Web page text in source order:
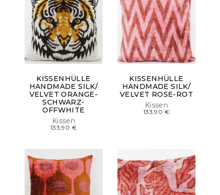
Kissen
KISSENHÜLLE
HANDMADE SILK/
VELVET ORANGE-
SCHWARZ-
OFFWHITE
133,90 €
Kissen
KISSENHÜLLE
HANDMADE SILK/
VELVET ROSE-ROT
133,90 €